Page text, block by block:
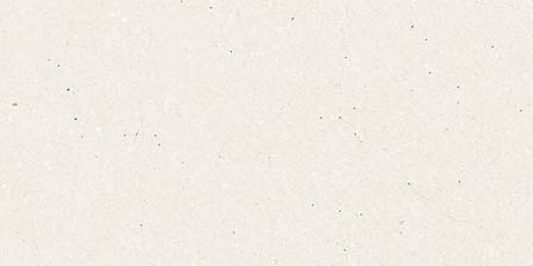
お布団敷きについて
設備·アメニティ
こちら
宿泊プランをみる